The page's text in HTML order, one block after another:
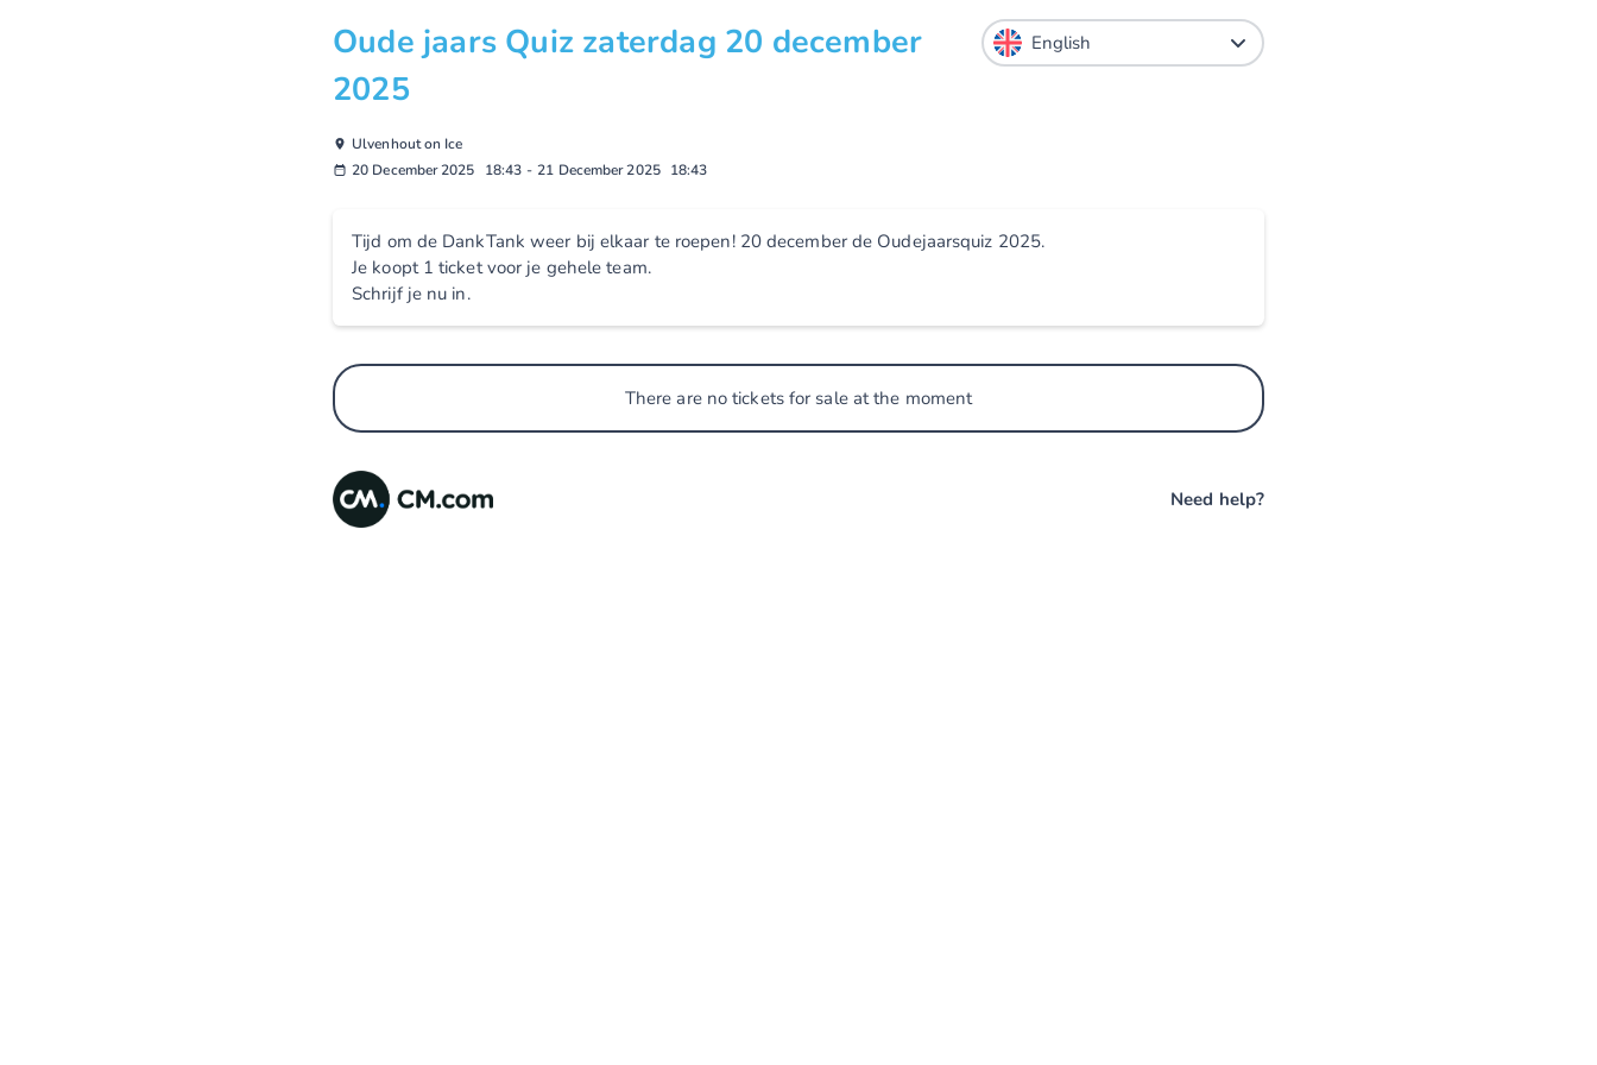
Oude jaars Quiz zaterdag 20 december
2025
Ulvenhout on Ice
20 December 2025
18:43 - 21 December 2025 18:43
Tijd om de DankTank weer bij elkaar te roepen! 20 december de Oudejaarsquiz 2025.
Je koopt 1 ticket voor je gehele team.
Schrijf je nu in.
There are no tickets for sale at the moment
Need help?